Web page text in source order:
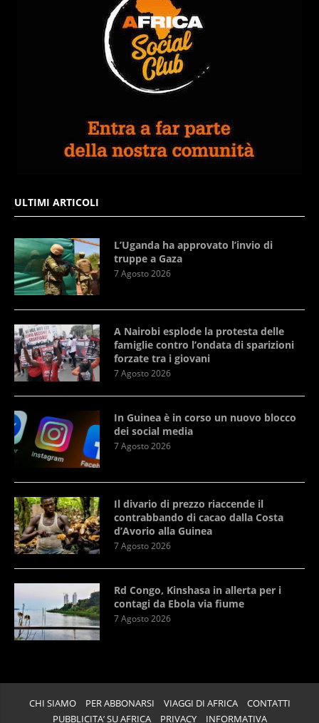
ULTIMI ARTICOLI
L’Uganda ha approvato l’invio di
truppe a Gaza
7 Agosto 2026
A Nairobi esplode la protesta delle
famiglie contro l’ondata di sparizioni
forzate tra i giovani
7 Agosto 2026
In Guinea è in corso un nuovo blocco
dei social media
7 Agosto 2026
Il divario di prezzo riaccende il
contrabbando di cacao dalla Costa
d’Avorio alla Guinea
7 Agosto 2026
Rd Congo, Kinshasa in allerta per i
contagi da Ebola via fiume
7 Agosto 2026
CHI SIAMO PER ABBONARSI VIAGGI DI AFRICA
CONTATTI
PUBBLICITA’ SU AFRICA
PRIVACY INFORMATIVA